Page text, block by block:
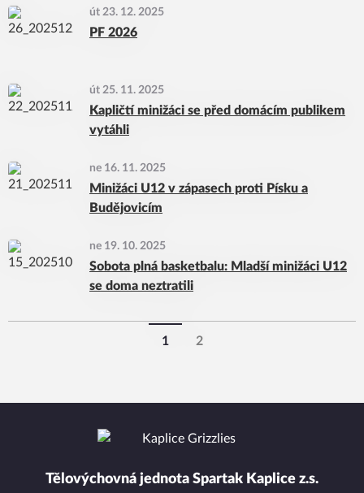
út 23. 12. 2025
PF 2026
út 25. 11. 2025
Kapličtí minižáci se před domácím publikem
vytáhli
ne 16. 11. 2025
Minižáci U12 v zápasech proti Písku a
Budějovicím
ne 19. 10. 2025
Sobota plná basketbalu: Mladší minižáci U12
se doma neztratili
1 2
Tělovýchovná jednota Spartak Kaplice z.s.